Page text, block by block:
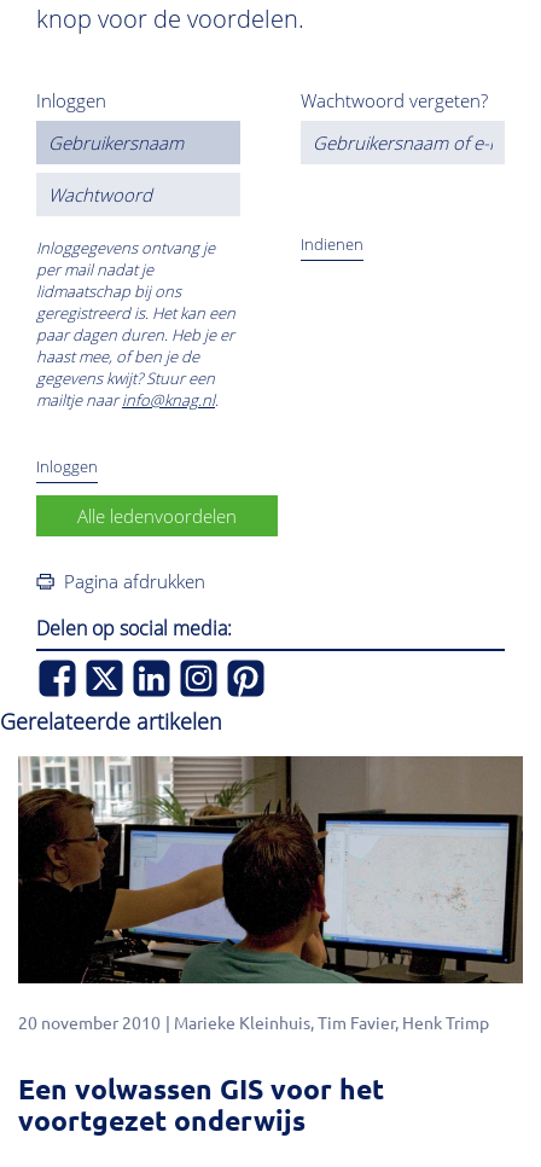
knop voor de voordelen.
Inloggen
Inloggegevens ontvang je
per mail nadat je
lidmaatschap bij ons
geregistreerd is. Het kan een
paar dagen duren. Heb je er
haast mee, of ben je de
gegevens kwijt? Stuur een
mailtje naarinfo@knag.nl.
Wachtwoord vergeten?
Alle ledenvoordelen
Pagina afdrukken
Delen op social media:
Gerelateerde artikelen
20 november 2010 Marieke Kleinhuis Tim Favier Henk Trimp
Een volwassen GIS voor het
voortgezet onderwijs